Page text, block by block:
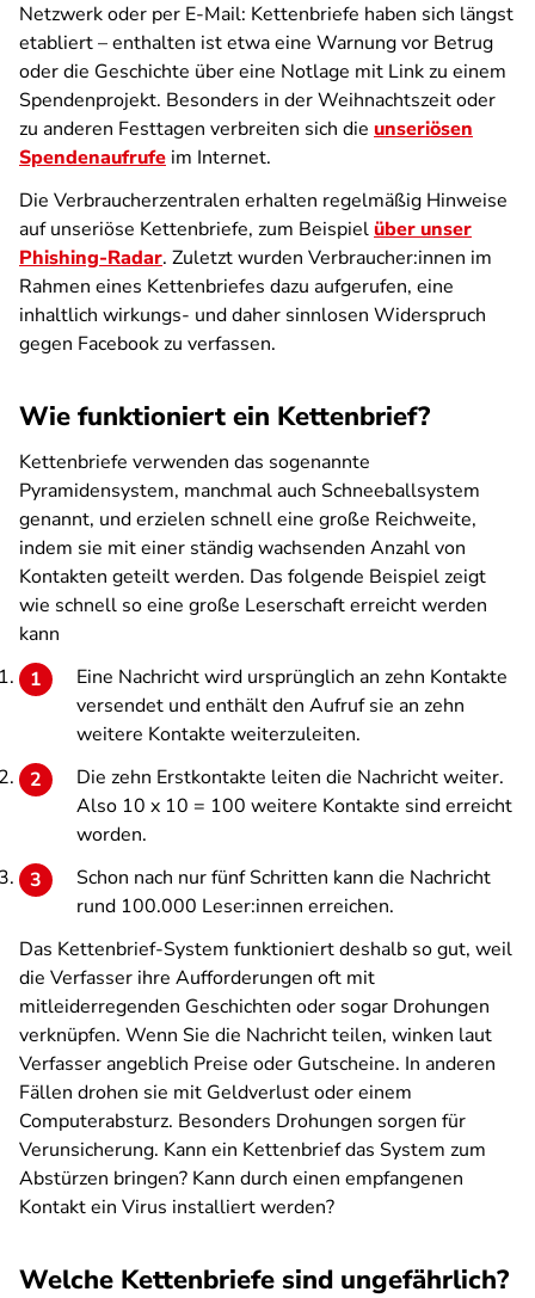
Netzwerk oder per E-Mail: Kettenbriefe haben sich längst
etabliert – enthalten ist etwa eine Warnung vor Betrug
oder die Geschichte über eine Notlage mit Link zu einem
Spendenprojekt. Besonders in der Weihnachtszeit oder
zu anderen Festtagen verbreiten sich die unseriösen
Spendenaufrufe im Internet.
Die Verbraucherzentralen erhalten regelmäßig Hinweise
auf unseriöse Kettenbriefe, zum Beispielüber unser
Phishing-Radar. Zuletzt wurden Verbraucher:innen im
Rahmen eines Kettenbriefes dazu aufgerufen, eine
inhaltlich wirkungs- und daher sinnlosen Widerspruch
gegen Facebook zu verfassen.
Wie funktioniert ein Kettenbrief?
Kettenbriefe verwenden das sogenannte
Pyramidensystem, manchmal auch Schneeballsystem
genannt, und erzielen schnell eine große Reichweite,
indem sie mit einer ständig wachsenden Anzahl von
Kontakten geteilt werden. Das folgende Beispiel zeigt
wie schnell so eine große Leserschaft erreicht werden
kann
Eine Nachricht wird ursprünglich an zehn Kontakte
versendet und enthält den Aufruf sie an zehn
weitere Kontakte weiterzuleiten.
Die zehn Erstkontakte leiten die Nachricht weiter.
Also 10 x 10 = 100 weitere Kontakte sind erreicht
worden.
Schon nach nur fünf Schritten kann die Nachricht
rund 100.000 Leser:innen erreichen.
Das Kettenbrief-System funktioniert deshalb so gut, weil
die Verfasser ihre Aufforderungen oft mit
mitleiderregenden Geschichten oder sogar Drohungen
verknüpfen. Wenn Sie die Nachricht teilen, winken laut
Verfasser angeblich Preise oder Gutscheine. In anderen
Fällen drohen sie mit Geldverlust oder einem
Computerabsturz. Besonders Drohungen sorgen für
Verunsicherung. Kann ein Kettenbrief das System zum
Abstürzen bringen? Kann durch einen empfangenen
Kontakt ein Virus installiert werden?
Welche Kettenbriefe sind ungefährlich?